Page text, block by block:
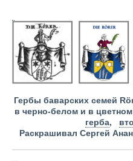
Гербы баварских семей
в черно-белом и в
герба,
Раскрашивал Сергей